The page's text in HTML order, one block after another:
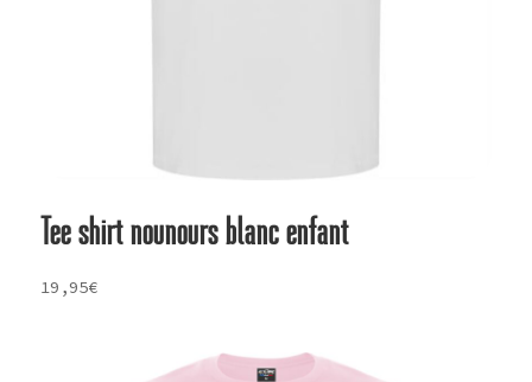
Tee shirt nounours blanc enfant
19,95€